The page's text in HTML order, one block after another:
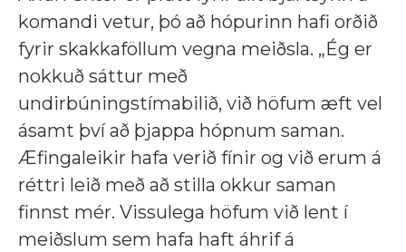
komandi vetur, þó að hópurinn hafi orðið
fyrir skakkaföllum vegna meiðsla. „Ég er
nokkuð sáttur með
undirbúningstímabilið, við höfum æft vel
ásamt því að þjappa hópnum saman.
Æfingaleikir hafa verið fínir og við erum á
réttri leið með að stilla okkur saman
finnst mér. Vissulega höfum við lent í
meiðslum sem hafa haft áhrif á